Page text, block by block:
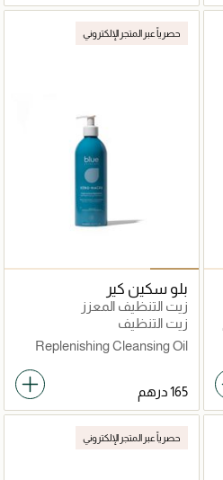
حصرياً عبر المتجر الإلكتروني
بلو سكين كير
زيت التنظيف المعزز
زيت التنظيف
Replenishing Cleansing Oil
حصرياً عبر المتجر الإلكتروني